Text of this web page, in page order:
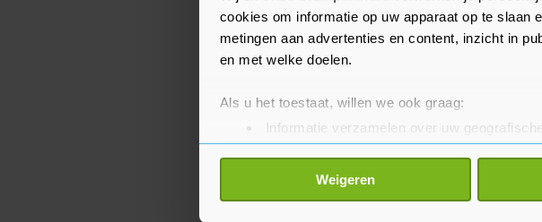
cookies om informatie op uw apparaat op te slaan
metingen aan advertenties en content, inzicht in
en met welke doelen.
Als u het toestaat, willen we ook graag:
Informatie verzamelen over uw
Uw apparaat identificeren door het actief
Lees meer over hoe uw persoonlijke gegevens
toestemming op elk moment wijzigen of intrekken
Weigeren
van die missies succesvol uitgevoerd.